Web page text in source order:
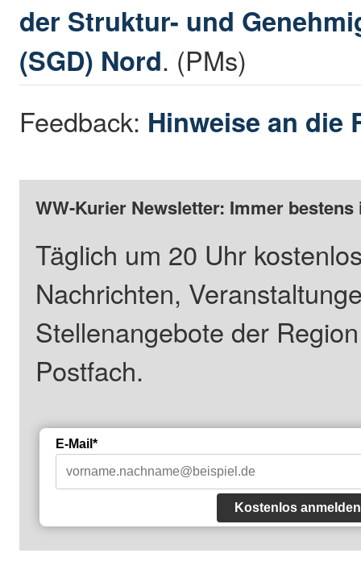
der Struktur- und
(SGD) Nord. (PMs)
Feedback: Hinweise an die
WW-Kurier Newsletter: Immer
Täglich um 20 Uhr
Nachrichten,
Stellenangebote der
Postfach.
E-Mail*
Kostenlos anmelden